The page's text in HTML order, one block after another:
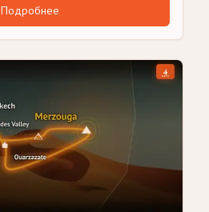
Подробнее